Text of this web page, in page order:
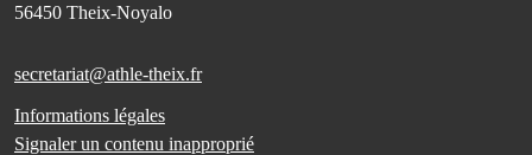
56450 Theix-Noyalo
secretariat@athle-theix.fr
Informations légales
Signaler un contenu inapproprié